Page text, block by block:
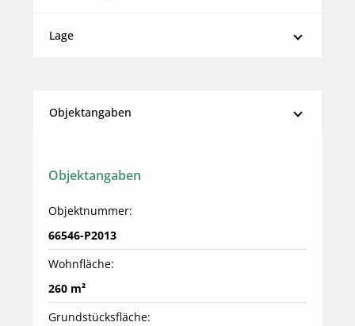
Lage
Objektangaben
Objektangaben
Objektnummer:
66546-P2013
Wohnfläche:
260 m²
Grundstücksfläche: